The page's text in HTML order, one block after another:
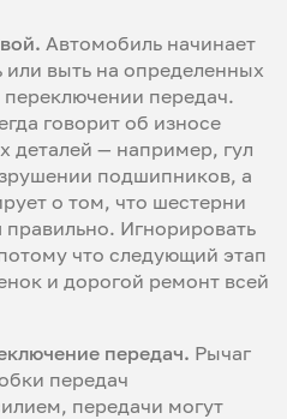
Автомобиль начинает
или выть на определенных
передач.
говорит об износе
деталей — например, гул
подшипников, а
о том, что шестерни
Игнорировать
что следующий этап
и дорогой ремонт всей
передач. Рычаг
передач
передачи могут